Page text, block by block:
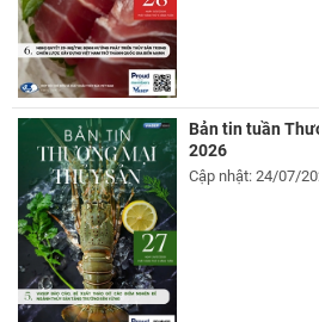
Bản tin tuần
2026
Cập nhật: 24/07/